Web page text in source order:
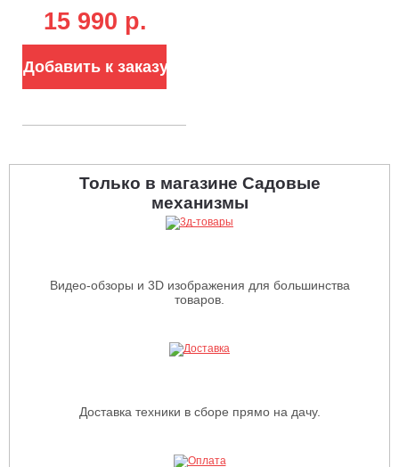
60В, 66 см, ветки
до 28 мм, 3.2 кг)
15 990 p.
Добавить к заказу
Только в магазине Садовые
механизмы
Видео-обзоры и 3D изображения для большинства
товаров.
Доставка техники в сборе прямо на дачу.